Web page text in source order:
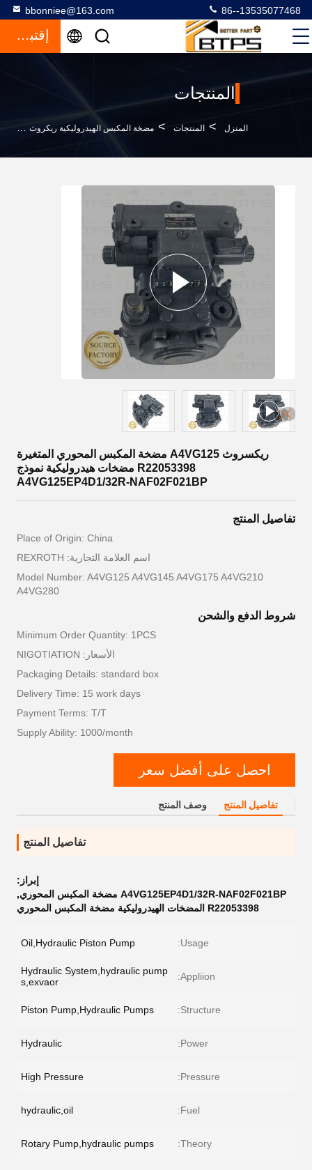
bbonniee@163.com 86--13535077468
إقتباس
المنتجات
المنزل > المنتجات > مضخة المكبس الهيدروليكية ريكروث >
ريكسروث A4VG125 مضخة المكبس المحوري المتغيرة
R22053398 مضخات هيدروليكية نموذج
A4VG125EP4D1/32R-NAF02F021BP
تفاصيل المنتج
Place of Origin: China
اسم العلامة التجارية: REXROTH
Model Number: A4VG125 A4VG145 A4VG175 A4VG210
A4VG280
شروط الدفع والشحن
Minimum Order Quantity: 1PCS
الأسعار: NIGOTIATION
Packaging Details: standard box
Delivery Time: 15 work days
Payment Terms: T/T
Supply Ability: 1000/month
احصل على أفضل سعر
تفاصيل المنتج وصف المنتج
تفاصيل المنتج
إبراز:
A4VG125EP4D1/32R-NAF02F021BP مضخة المكبس المحوري
,
R22053398 المضخات الهيدروليكية مضخة المكبس المحوري
Usage:
Oil,Hydraulic Piston Pump
Appliion:
Hydraulic System,hydraulic pump
s,exvaor
Structure:
Piston Pump,Hydraulic Pumps
Power:
Hydraulic
Pressure:
High Pressure
Fuel:
hydraulic,oil
Theory:
Rotary Pump,hydraulic pumps